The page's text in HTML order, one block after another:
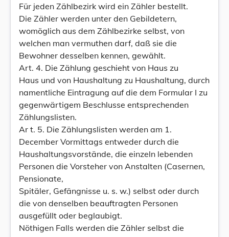
Für jeden Zählbezirk wird ein Zähler bestellt.
Die Zähler werden unter den Gebildetern,
womöglich aus dem Zählbezirke selbst, von
welchen man vermuthen darf, daß sie die
Bewohner desselben kennen, gewählt.
Art. 4. Die Zählung geschieht von Haus zu
Haus und von Haushaltung zu Haushaltung, durch
namentliche Eintragung auf die dem Formular I zu
gegenwärtigem Beschlusse entsprechenden
Zählungslisten.
Ar t. 5. Die Zählungslisten werden am 1.
December Vormittags entweder durch die
Haushaltungsvorstände, die einzeln lebenden
Personen die Vorsteher von Anstalten (Casernen,
Pensionate,
Spitäler, Gefängnisse u. s. w.) selbst oder durch
die von denselben beauftragten Personen
ausgefüllt oder beglaubigt.
Nöthigen Falls werden die Zähler selbst die